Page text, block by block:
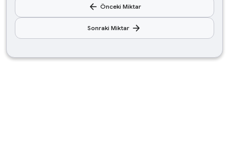
arrow_back Önceki Miktar
Sonraki Miktar arrow_forward